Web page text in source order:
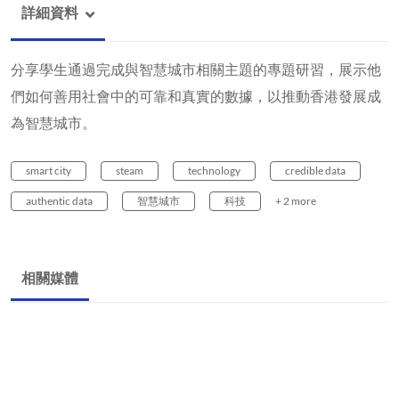
詳細資料
分享學生通過完成與智慧城市相關主題的專題研習，展示他
們如何善用社會中的可靠和真實的數據，以推動香港發展成
為智慧城市。
smart city steam technology credible data
authentic data 智慧城市 科技 + 2 more
相關媒體